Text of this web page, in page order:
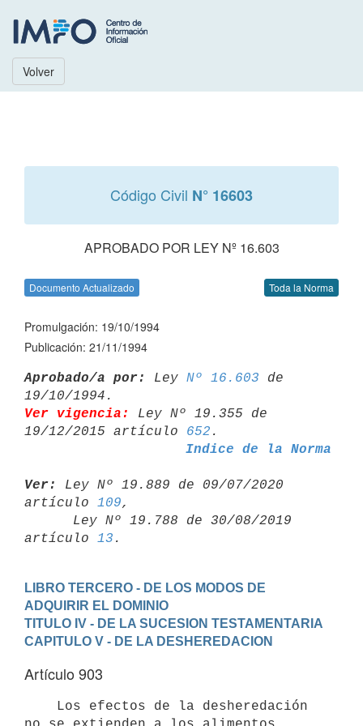
Volver
Código Civil N° 16603
APROBADO POR LEY Nº 16.603
Documento Actualizado Toda la Norma
Promulgación: 19/10/1994
Publicación: 21/11/1994
Aprobado/a por: Ley Nº 16.603 de
Ver vigencia:
Ley Nº 19.355 de
19/12/2015 artículo 652
Indice de la Norma
Ver:
Ley Nº 19.889 de 09/07/2020
artículo 109,
artículo 13
LIBRO TERCERO - DE LOS MODOS DE
ADQUIRIR EL DOMINIO
TITULO IV - DE LA SUCESION TESTAMENTARIA
CAPITULO V - DE LA DESHEREDACION
Artículo 903